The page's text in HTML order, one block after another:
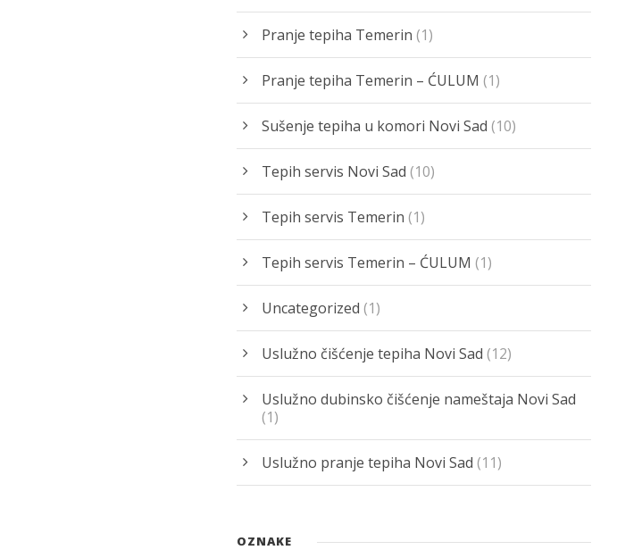
Pranje tepiha Temerin (1)
Pranje tepiha Temerin – ĆULUM (1)
Sušenje tepiha u komori Novi Sad (10)
Tepih servis Novi Sad (10)
Tepih servis Temerin (1)
Tepih servis Temerin – ĆULUM (1)
Uncategorized (1)
Uslužno čišćenje tepiha Novi Sad (12)
Uslužno dubinsko čišćenje nameštaja Novi Sad
(1)
Uslužno pranje tepiha Novi Sad (11)
OZNAKE